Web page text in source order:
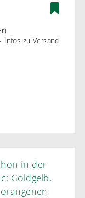
Infos zu Versand
in der
Goldgelb,